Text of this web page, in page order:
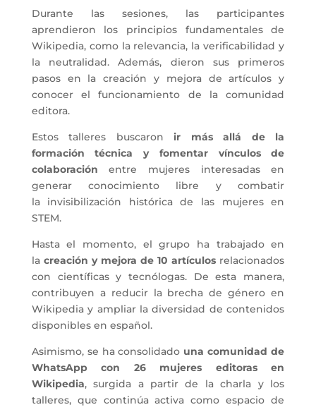
Durante las sesiones, las participantes
aprendieron los principios fundamentales de
Wikipedia, como la relevancia, la verificabilidad y
la neutralidad. Además, dieron sus primeros
pasos en la creación y mejora de artículos y
conocer el funcionamiento de la comunidad
editora.
Estos talleres buscaronir más allá de la
formación técnica y fomentar vínculos de
colaboración entre mujeres interesadas en
generar conocimiento libre y combatir
la invisibilización histórica de las mujeres en
STEM.
Hasta el momento, el grupo ha trabajado en
la creación y mejora de 10 artículos relacionados
con científicas y tecnólogas. De esta manera,
contribuyen a reducir la brecha de género en
Wikipedia y ampliar la diversidad de contenidos
disponibles en español.
Asimismo, se ha consolidado una comunidad de
WhatsApp con 26 mujeres editoras en
Wikipedia, surgida a partir de la charla y los
talleres, que continúa activa como espacio de